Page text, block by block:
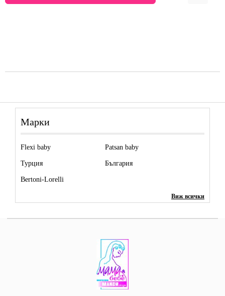
Марки
Flexi baby Patsan baby
Турция България
Bertoni-Lorelli
Виж всички